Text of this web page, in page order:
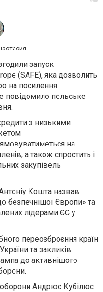
запуск
(SAFE), яка дозволить
на посилення
повідомило польське
з низькими
на
а також спростить і
закупівель
Кошта назвав
безпечнішої Європи» та
лідерами ЄС у
переозброєння країн
та закликів
до активнішого
оборони Андрюс Кубілюс